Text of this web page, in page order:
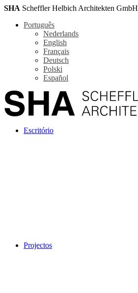
SHA Scheffler Helbich Architekten GmbH
Português
Nederlands
English
Français
Deutsch
Polski
Español
Escritório
Projectos